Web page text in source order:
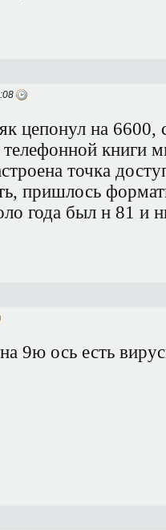
цепонул на 6600,
телефонной книги
точка
пришлось
года был н 81 и
9ю ось есть